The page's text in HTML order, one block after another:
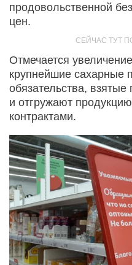
продовольственной
цен.
Отмечается
крупнейшие сахарные
обязательства,
и отгружают
контрактами.